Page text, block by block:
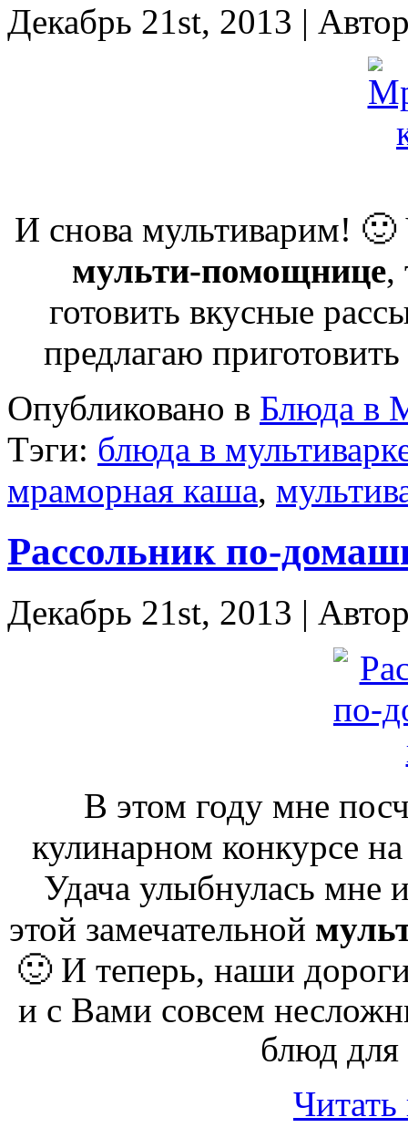
Декабрь 21st, 2013 |
И снова мультиварим! 🙂
мульти-помощнице,
готовить вкусные
предлагаю
Опубликовано в Блюда в
Тэги: блюда в
мраморная каша,
Рассольник по-
Декабрь 21st, 2013 |
В этом году мне
кулинарном конкурсе
Удача улыбнулась мне
этой замечательной
🙂 И теперь, наши
и с Вами совсем
блюд для